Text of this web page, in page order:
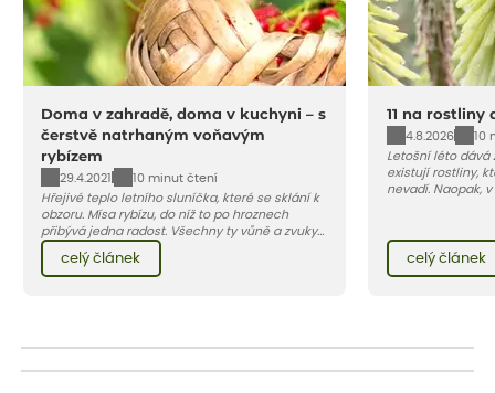
Doma v zahradě, doma v kuchyni – s
čerstvě natrhaným voňavým
rybízem
29.4.2021
10 minut čtení
Hřejivé teplo letního sluníčka, které se sklání k
obzoru. Mísa rybízu, do níž to po hroznech
přibývá jedna radost. Všechny ty vůně a zvuky
červencové zahrady. Sklizeň rybízu do kuchyně
vnese neuvěřitelný klid a radost. A taky trochu
bezstarostnosti dětství při mlsání babiččina
celý článek
11 na rostliny
4.8.2026
10
Letošní léto dává
existují rostliny,
nevadí. Naopak,
horké a suché
Pojďme se
celý článek